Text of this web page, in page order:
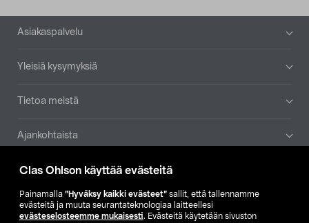
Clas Ohlson käyttää evästeitä
Painamalla ”Hyväksy kaikki evästeet” sallit, että tallennamme
evästeitä ja muuta seurantateknologiaa laitteellesi
evästeselosteemme mukaisesti. Evästeitä käytetään sivuston
Alatunniste
Asiakaspalvelu
Yleisiä kysymyksiä
Tietoa meistä
Ajankohtaista
Muut yrityksemme
Etsi myymälä